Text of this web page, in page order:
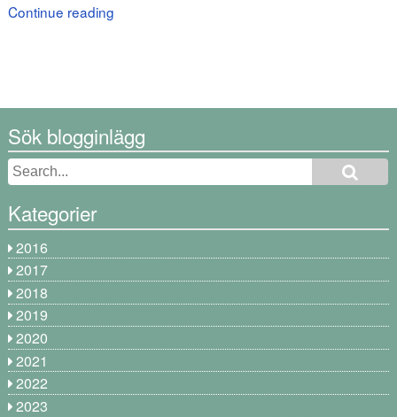
Continue reading
Sök blogginlägg
Kategorier
2016
2017
2018
2019
2020
2021
2022
2023